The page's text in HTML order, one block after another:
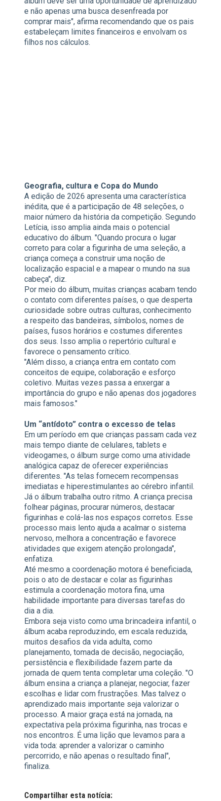
e não apenas uma busca desenfreada por
comprar mais", afirma recomendando que os pais
estabeleçam limites financeiros e envolvam os
filhos nos cálculos.
Geografia, cultura e Copa do Mundo
A edição de 2026 apresenta uma característica
inédita, que é a participação de 48 seleções, o
maior número da história da competição. Segundo
Letícia, isso amplia ainda mais o potencial
educativo do álbum. "Quando procura o lugar
correto para colar a figurinha de uma seleção, a
criança começa a construir uma noção de
localização espacial e a mapear o mundo na sua
cabeça", diz.
Por meio do álbum, muitas crianças acabam tendo
o contato com diferentes países, o que desperta
curiosidade sobre outras culturas, conhecimento
a respeito das bandeiras, símbolos, nomes de
países, fusos horários e costumes diferentes
dos seus. Isso amplia o repertório cultural e
favorece o pensamento crítico.
"Além disso, a criança entra em contato com
conceitos de equipe, colaboração e esforço
coletivo. Muitas vezes passa a enxergar a
importância do grupo e não apenas dos jogadores
mais famosos."
Um “antídoto” contra o excesso de telas
Em um período em que crianças passam cada vez
mais tempo diante de celulares, tablets e
videogames, o álbum surge como uma atividade
analógica capaz de oferecer experiências
diferentes. "As telas fornecem recompensas
imediatas e hiperestimulantes ao cérebro infantil.
Já o álbum trabalha outro ritmo. A criança precisa
folhear páginas, procurar números, destacar
figurinhas e colá-las nos espaços corretos. Esse
processo mais lento ajuda a acalmar o sistema
nervoso, melhora a concentração e favorece
atividades que exigem atenção prolongada",
enfatiza.
Até mesmo a coordenação motora é beneficiada,
pois o ato de destacar e colar as figurinhas
estimula a coordenação motora fina, uma
habilidade importante para diversas tarefas do
dia a dia.
Embora seja visto como uma brincadeira infantil, o
álbum acaba reproduzindo, em escala reduzida,
muitos desafios da vida adulta, como
planejamento, tomada de decisão, negociação,
persistência e flexibilidade fazem parte da
jornada de quem tenta completar uma coleção. "O
álbum ensina a criança a planejar, negociar, fazer
escolhas e lidar com frustrações. Mas talvez o
aprendizado mais importante seja valorizar o
processo. A maior graça está na jornada, na
expectativa pela próxima figurinha, nas trocas e
nos encontros. É uma lição que levamos para a
vida toda: aprender a valorizar o caminho
percorrido, e não apenas o resultado final",
finaliza.
Compartilhar esta notícia: